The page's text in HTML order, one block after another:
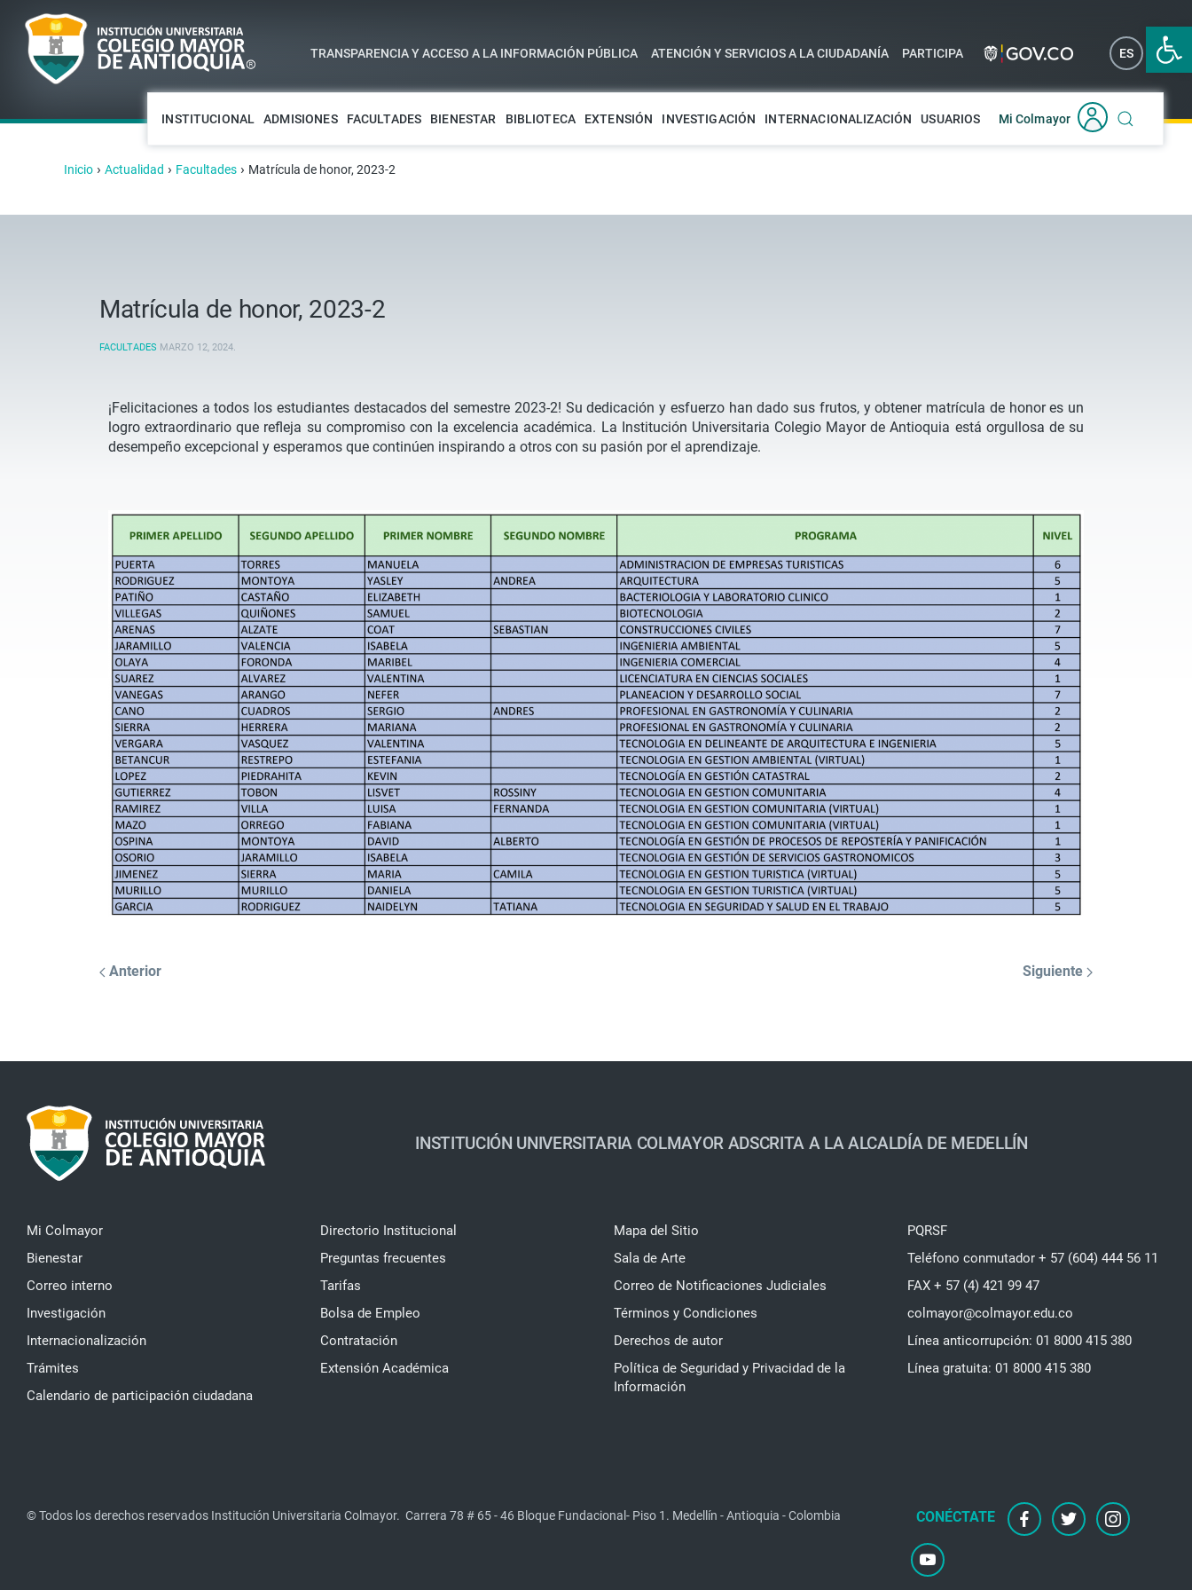
Abrir
TRANSPARENCIA Y ACCESO A LA INFORMACIÓN PÚBLICA ATENCIÓN Y SERVICIOS A LA CIUDADANÍA PARTICIPA ES EN
INSTITUCIONAL ADMISIONES FACULTADES BIENESTAR BIBLIOTECA EXTENSIÓN INVESTIGACIÓN INTERNACIONALIZACIÓN USUARIOS Mi Colmayor
Inicio › Actualidad › Facultades › Matrícula de honor, 2023-2
Matrícula de honor, 2023-2
FACULTADES MARZO 12, 2024.
¡Felicitaciones a todos los estudiantes destacados del semestre 2023-2! Su dedicación y esfuerzo han dado sus frutos, y obtener matrícula de honor es un
logro extraordinario que refleja su compromiso con la excelencia académica. La Institución Universitaria Colegio Mayor de Antioquia está orgullosa de su
desempeño excepcional y esperamos que continúen inspirando a otros con su pasión por el aprendizaje.
Anterior Siguiente
INSTITUCIÓN UNIVERSITARIA COLMAYOR ADSCRITA A LA ALCALDÍA DE MEDELLÍN
Mi Colmayor
Bienestar
Correo interno
Investigación
Internacionalización
Trámites
Calendario de participación ciudadana
Directorio Institucional
Preguntas frecuentes
Tarifas
Bolsa de Empleo
Contratación
Extensión Académica
Mapa del Sitio
Sala de Arte
Correo de Notificaciones Judiciales
Términos y Condiciones
Derechos de autor
Política de Seguridad y Privacidad de la
Información
PQRSF
Teléfono conmutador + 57 (604) 444 56 11
FAX + 57 (4) 421 99 47
colmayor@colmayor.edu.co
Línea anticorrupción: 01 8000 415 380
Línea gratuita: 01 8000 415 380
© Todos los derechos reservados Institución Universitaria Colmayor. Carrera 78 # 65 - 46 Bloque Fundacional- Piso 1. Medellín - Antioquia - Colombia